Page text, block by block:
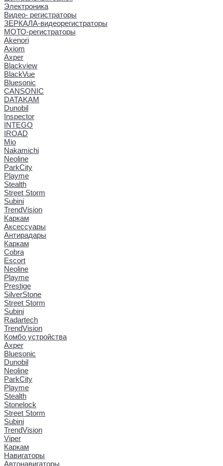
Электроника
Видео- регистраторы
ЗЕРКАЛА-видеорегистраторы
МОТО-регистраторы
Akenori
Axiom
Axper
Blackview
BlackVue
Bluesonic
CANSONIC
DATAKAM
Dunobil
Inspector
INTEGO
IROAD
Mio
Nakamichi
Neoline
ParkCity
Playme
Stealth
Street Storm
Subini
TrendVision
Каркам
Аксессуары
Антирадары
Каркам
Cobra
Escort
Neoline
Playme
Prestige
SilverStone
Street Storm
Subini
Radartech
TrendVision
Комбо устройства
Axper
Bluesonic
Dunobil
Neoline
ParkCity
Playme
Stealth
Stonelock
Street Storm
Subini
TrendVision
Viper
Каркам
Навигаторы
Автонавигаторы